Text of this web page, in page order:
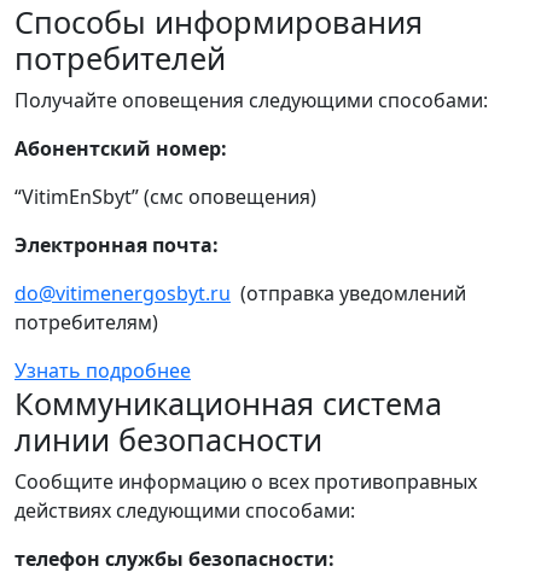
Способы информирования
потребителей
Получайте оповещения следующими способами:
Абонентский номер:
“VitimEnSbyt” (смс оповещения)
Электронная почта:
do@vitimenergosbyt.ru (отправка уведомлений
потребителям)
Узнать подробнее
Коммуникационная система
линии безопасности
Сообщите информацию о всех противоправных
действиях следующими способами:
телефон службы безопасности: